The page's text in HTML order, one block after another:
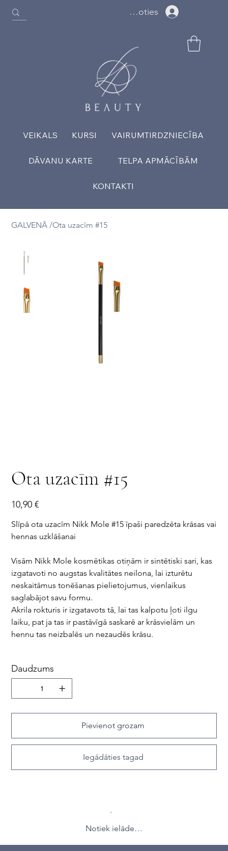
VEIKALS KURSI VAIRUMTIRDZNIECĪBA
DĀVANU KARTE TELPA APMĀCĪBĀM
KONTAKTI
Ielogoties
GALVENĀ /Ota uzacīm #15
Ota uzacīm #15
Cena
10,90 €
Slīpā ota uzacīm Nikk Mole #15 īpaši paredzēta krāsas vai
hennas uzklāšanai
Visām Nikk Mole kosmētikas otiņām ir sintētiski sari, kas
izgatavoti no augstas kvalitātes neilona, ​​lai izturētu
neskaitāmus tonēšanas pielietojumus, vienlaikus
saglabājot savu formu.
Akrila rokturis ir izgatavots tā, lai tas kalpotu ļoti ilgu
laiku, pat ja tas ir pastāvīgā saskarē ar krāsvielām un
hennu tas neizbalēs un nezaudēs krāsu.
Daudzums
Pievienot grozam
Iegādāties tagad
Notiek ielāde…